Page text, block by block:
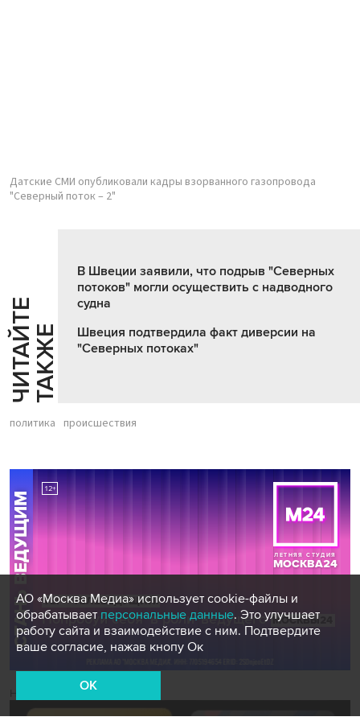
Датские СМИ опубликовали кадры взорванного газопровода
"Северный поток – 2"
Ч
И
Т
АЙ
Т
Е
Т
А
К
ЖЕ
В Швеции заявили, что подрыв "Северных
потоков" могли осуществить с надводного
судна
Швеция подтвердила факт диверсии на
"Северных потоках"
политика происшествия
Новости СМИ2
АО «Москва Медиа» использует cookie-файлы и
обрабатывает персональные данные. Это улучшает
работу сайта и взаимодействие с ним. Подтвердите
ваше согласие, нажав кнопу Ок
OK